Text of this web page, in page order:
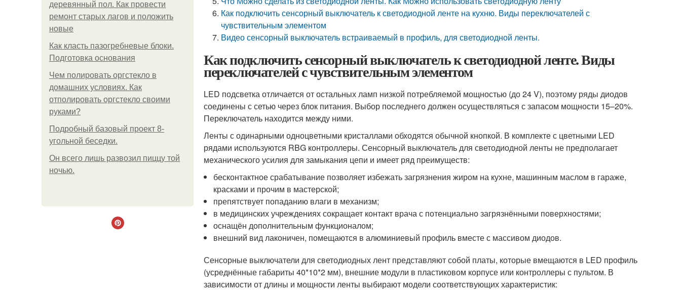
деревянный пол. Как провести
ремонт старых лагов и положить
новые
Как класть пазогребневые блоки.
Подготовка основания
Чем полировать оргстекло в
домашних условиях. Как
отполировать оргстекло своими
руками?
Подробный базовый проект 8-
угольной беседки.
Он всего лишь развозил пиццу той
ночью.
Как подключить сенсорный выключатель к светодиодной ленте на кухню. Виды переключателей с
чувствительным элементом
Видео сенсорный выключатель встраиваемый в профиль, для светодиодной ленты.
Как подключить сенсорный выключатель к светодиодной ленте. Виды
переключателей с чувствительным элементом
LED подсветка отличается от остальных ламп низкой потребляемой мощностью (до 24 V), поэтому ряды диодов
соединены с сетью через блок питания. Выбор последнего должен осуществляться с запасом мощности 15–20%.
Переключатель находится между ними.
Ленты с одинарными одноцветными кристаллами обходятся обычной кнопкой. В комплекте с цветными LED
рядами используются RBG контроллеры. Сенсорный выключатель для светодиодной ленты не предполагает
механического усилия для замыкания цепи и имеет ряд преимуществ:
бесконтактное срабатывание позволяет избежать загрязнения жиром на кухне, машинным маслом в гараже,
красками и прочим в мастерской;
препятствует попаданию влаги в механизм;
в медицинских учреждениях сокращает контакт врача с потенциально загрязнёнными поверхностями;
оснащён дополнительным функционалом;
внешний вид лаконичен, помещаются в алюминиевый профиль вместе с массивом диодов.
Сенсорные выключатели для светодиодных лент представляют собой платы, которые вмещаются в LED профиль
(усреднённые габариты 40*10*2 мм), внешние модули в пластиковом корпусе или контроллеры с пультом. В
зависимости от длины и мощности ленты выбирают модели соответствующих характеристик: